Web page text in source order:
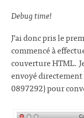
Debug time!
J’ai donc pris le
commencé à
couverture HTML.
envoyé
0897292) pour